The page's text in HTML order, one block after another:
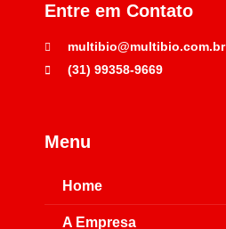
Entre em Contato
multibio@multibio.com.br
(31) 99358-9669
Menu
Home
A Empresa